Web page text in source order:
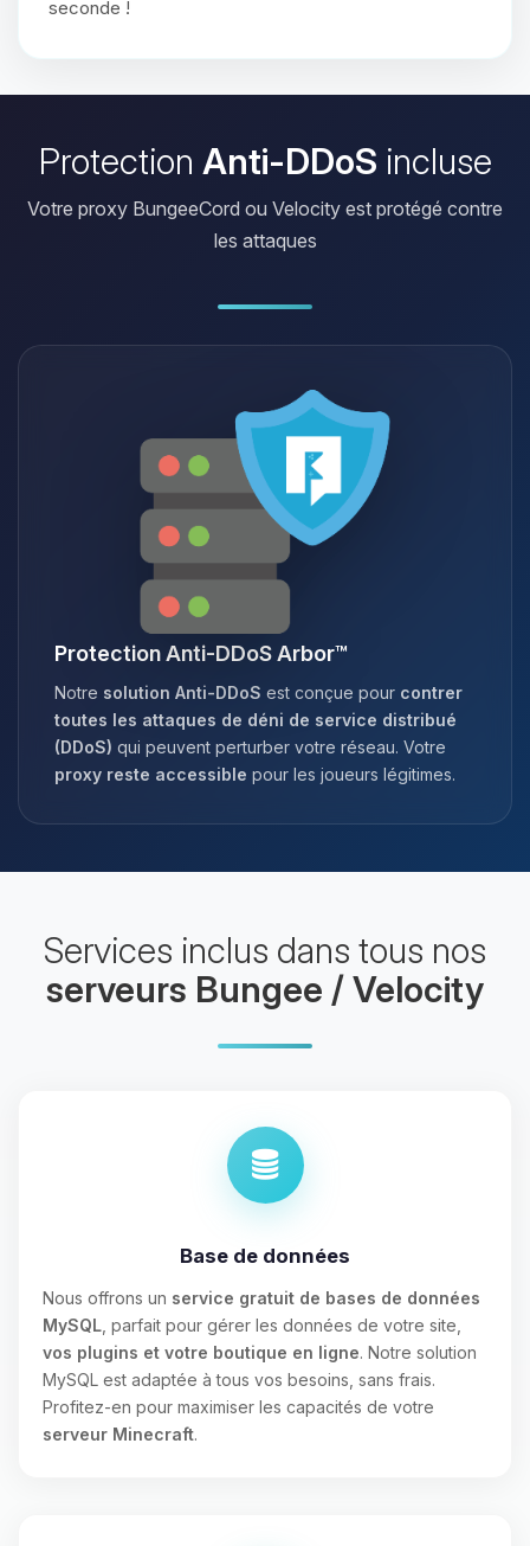
seconde !
Protection Anti-DDoS incluse
Votre proxy BungeeCord ou Velocity est protégé contre
les attaques
Protection Anti-DDoS Arbor™
Notre solution Anti-DDoS est conçue pour contrer
toutes les attaques de déni de service distribué
(DDoS) qui peuvent perturber votre réseau. Votre
proxy reste accessible pour les joueurs légitimes.
Services inclus dans tous nos
serveurs Bungee / Velocity
Base de données
Nous offrons un service gratuit de bases de données
MySQL , parfait pour gérer les données de votre site,
vos plugins et votre boutique en ligne. Notre solution
MySQL est adaptée à tous vos besoins, sans frais.
Profitez-en pour maximiser les capacités de votre
serveur Minecraft.